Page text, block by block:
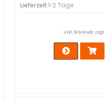
Lieferzeit:1-2 Tage
inkl. 19 % MwSt. zzgl.